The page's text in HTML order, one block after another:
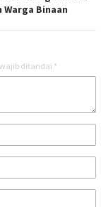
Warga Binaan
ditandai *